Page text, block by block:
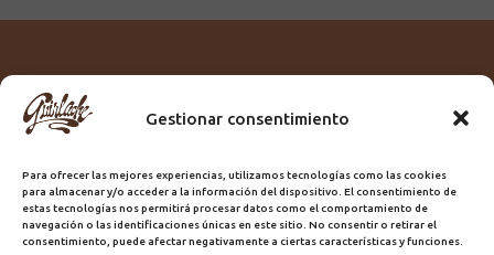
Gestionar consentimiento
Para ofrecer las mejores experiencias, utilizamos tecnologías como las cookies
para almacenar y/o acceder a la información del dispositivo. El consentimiento de
estas tecnologías nos permitirá procesar datos como el comportamiento de
navegación o las identificaciones únicas en este sitio. No consentir o retirar el
consentimiento, puede afectar negativamente a ciertas características y funciones.
Titular:
ROME GUIRLACHE SL.
Domicilio:Calle Triana, 68
Ciudad:Las Palmas de Gran Canaria
Registro Sanitario:GC/20/PH/7192